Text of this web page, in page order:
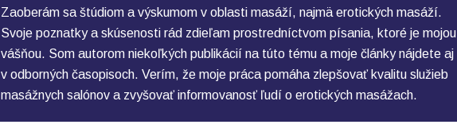
Zaoberám sa štúdiom a výskumom v oblasti masáží, najmä erotických masáží.
Svoje poznatky a skúsenosti rád zdieľam prostredníctvom písania, ktoré je mojou
vášňou. Som autorom niekoľkých publikácií na túto tému a moje články nájdete aj
v odborných časopisoch. Verím, že moje práca pomáha zlepšovať kvalitu služieb
masážnych salónov a zvyšovať informovanosť ľudí o erotických masážach.